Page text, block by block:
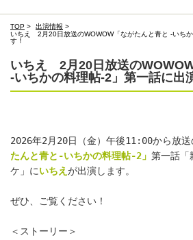
TOP > 出演情報 >
いちえ 2月20日放送のWOWOW「ながたんと青と -いち
す！
いちえ 2月20日放送の
-いちかの料理帖-2」第一話に出
2026年2月20日（金）午後11:00から放送
たんと青と-いちかの料理帖-2」 第一話「
ケ」にいちえ が出演します。
ぜひ、ご覧ください！
＜ストーリー＞